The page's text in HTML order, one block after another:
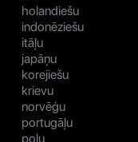
holandiešu
indonēziešu
itāļu
japāņu
korejiešu
krievu
norvēģu
portugāļu
poļu